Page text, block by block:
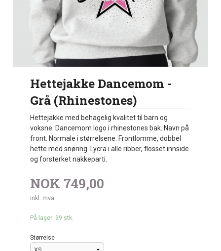
Hettejakke Dancemom -
Grå (Rhinestones)
Hettejakke med behagelig kvalitet til barn og
voksne. Dancemom logo i rhinestones bak. Navn på
front. Normale i størrelsene. Frontlomme, dobbel
hette med snøring. Lycra i alle ribber, flosset innside
og forsterket nakkeparti.
NOK 749,00
inkl. mva.
På lager: 99 stk.
Størrelse